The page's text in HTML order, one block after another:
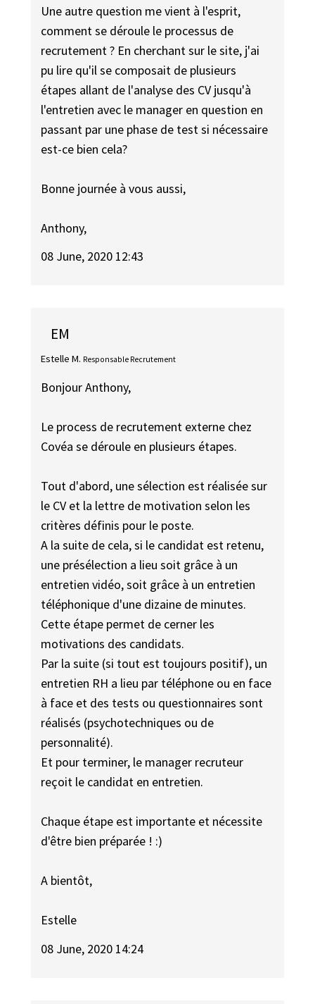
Une autre question me vient à l'esprit,
comment se déroule le processus de
recrutement ? En cherchant sur le site, j'ai
pu lire qu'il se composait de plusieurs
étapes allant de l'analyse des CV jusqu'à
l'entretien avec le manager en question en
passant par une phase de test si nécessaire
est-ce bien cela?
Bonne journée à vous aussi,
Anthony,
08 June, 2020 12:43
EM
Estelle M. Responsable Recrutement
Bonjour Anthony,
Le process de recrutement externe chez
Covéa se déroule en plusieurs étapes.
Tout d'abord, une sélection est réalisée sur
le CV et la lettre de motivation selon les
critères définis pour le poste.
A la suite de cela, si le candidat est retenu,
une présélection a lieu soit grâce à un
entretien vidéo, soit grâce à un entretien
téléphonique d'une dizaine de minutes.
Cette étape permet de cerner les
motivations des candidats.
Par la suite (si tout est toujours positif), un
entretien RH a lieu par téléphone ou en face
à face et des tests ou questionnaires sont
réalisés (psychotechniques ou de
personnalité).
Et pour terminer, le manager recruteur
reçoit le candidat en entretien.
Chaque étape est importante et nécessite
d'être bien préparée ! :)
A bientôt,
Estelle
08 June, 2020 14:24